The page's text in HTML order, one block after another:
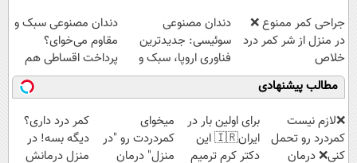
اقساطی😍
جراحی کمر ممنوع ❌
در منزل از شر کمر درد
خلاص
شوید◂پرسش‌نامه
دندان مصنوعی
سوئیسی: جدیدترین
فناوری اروپا، سبک و
مقاوم | پرداخت
دندان مصنوعی سبک و
مقاوم می‌خوای؟
پرداخت اقساطی هم
داریم!😍 | 📍تهران
مطالب پیشنهادی
❌لازم نیست
کمردرد رو تحمل
کنی❌ درمان
برای اولین بار در
ایران🇮🇷 این
دکتر کرم ترمیم
میخوای
کمردردت رو "در
منزل" درمان
کمر درد داری؟
دیگه بسه! در
منزل درمانش